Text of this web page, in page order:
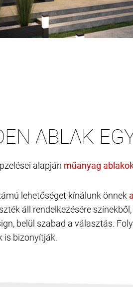
ABLAK
alapján
lehetőséget kínálunk önnek
áll rendelkezésére
belül szabad a választás.
is bizonyítják.